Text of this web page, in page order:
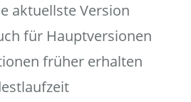
aktuellste Version
für Hauptversionen
früher erhalten